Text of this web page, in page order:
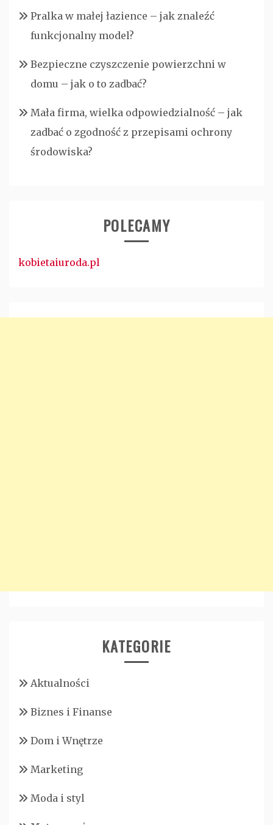
Pralka w małej łazience – jak znaleźć
funkcjonalny model?
Bezpieczne czyszczenie powierzchni w
domu – jak o to zadbać?
Mała firma, wielka odpowiedzialność – jak
zadbać o zgodność z przepisami ochrony
środowiska?
POLECAMY
kobietaiuroda.pl
KATEGORIE
Aktualności
Biznes i Finanse
Dom i Wnętrze
Marketing
Moda i styl